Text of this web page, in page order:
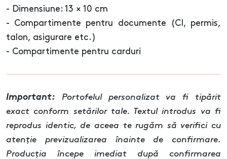
- Dimensiune: 13 × 10 cm
- Compartimente pentru documente (CI, permis,
talon, asigurare etc.)
- Compartimente pentru carduri
Important: Portofelul personalizat va fi tipărit
exact conform setărilor tale. Textul introdus va fi
reprodus identic, de aceea te rugăm să verifici cu
atenție previzualizarea înainte de confirmare.
Producția începe imediat după confirmarea